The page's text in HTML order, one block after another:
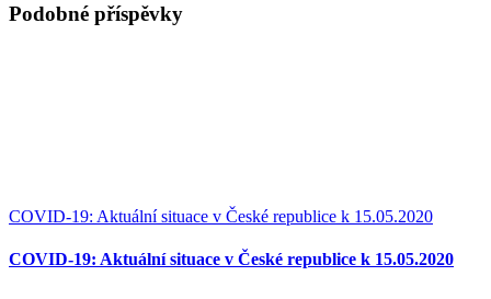
Podobné příspěvky
COVID‑19: Aktuální situace v České republice k 15.05.2020
COVID‑19: Aktuální situace v České republice k 15.05.2020